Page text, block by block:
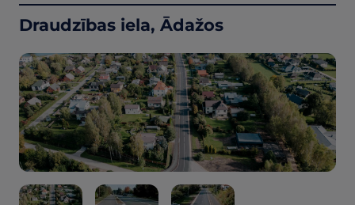
Draudzības iela, Ādažos